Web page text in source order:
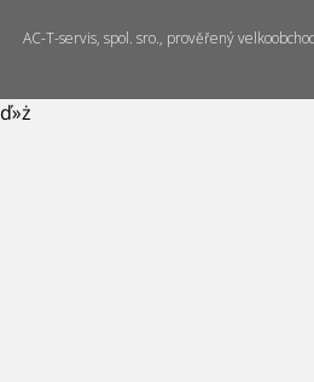
AC-T-servis, spol. sro., prověřený
ď»ż